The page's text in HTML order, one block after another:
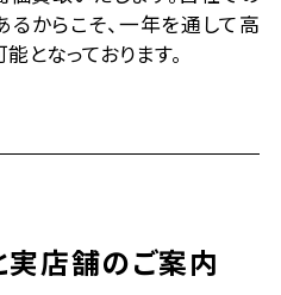
からこそ、一年を通して高
となっております。
実店舗のご案内